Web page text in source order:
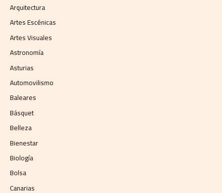
Arquitectura
Artes Escénicas
Artes Visuales
Astronomía
Asturias
Automovilismo
Baleares
Básquet
Belleza
Bienestar
Biología
Bolsa
Canarias